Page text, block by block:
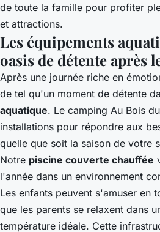
de toute la famille pour profiter
et attractions.
Les équipements
oasis de détente après
Après une journée riche en
de tel qu'un moment de détente
aquatique. Le camping Au Bois
installations pour répondre aux
quelle que soit la saison de votre
Notre piscine couverte chauffée
l'année dans un environnement
Les enfants peuvent s'amuser en
que les parents se relaxent dans
température idéale. Cette